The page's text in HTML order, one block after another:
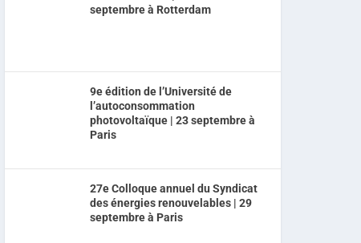
septembre à Rotterdam
9e édition de l’Université de
l’autoconsommation
photovoltaïque | 23 septembre à
Paris
27e Colloque annuel du Syndicat
des énergies renouvelables | 29
septembre à Paris